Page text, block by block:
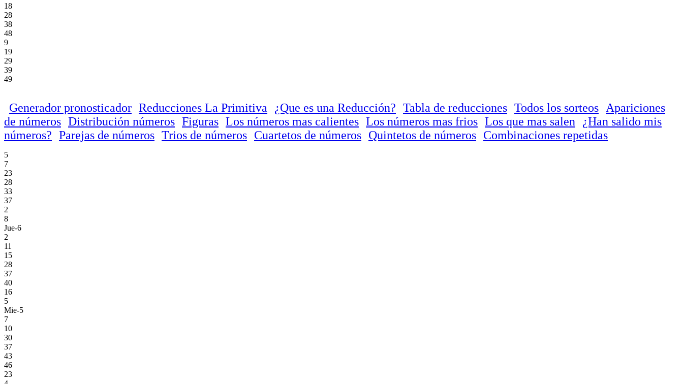
18
28
38
48
9
19
29
39
49
Generador pronosticador Reducciones La Primitiva ¿Que es una Reducción? Tabla de reducciones Todos los sorteos
Apariciones
de números Distribución números Figuras Los números mas calientes Los números mas frios Los que mas salen
¿Han salido mis
números? Parejas de números Trios de números Cuartetos de números Quintetos de números Combinaciones repetidas
5
7
23
28
33
37
2
8
Jue-6
2
11
15
28
37
40
16
5
Mie-5
7
10
30
37
43
46
23